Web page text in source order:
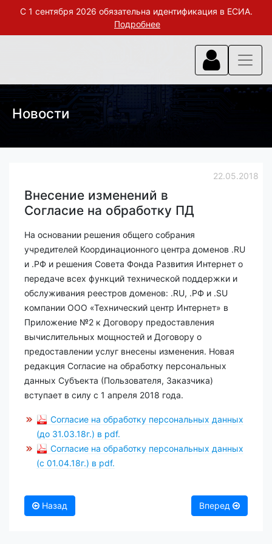
С 1 сентября 2026 обязательна идентификация в ЕСИА.
Подробнее
Новости
22.05.2018
Внесение изменений в
Согласие на обработку ПД
На основании решения общего собрания
учредителей Координационного центра доменов .RU
и .РФ и решения Совета Фонда Развития Интернет о
передаче всех функций технической поддержки и
обслуживания реестров доменов: .RU, .РФ и .SU
компании ООО «Технический центр Интернет» в
Приложение №2 к Договору предоставления
вычислительных мощностей и Договору о
предоставлении услуг внесены изменения. Новая
редакция Согласие на обработку персональных
данных Субъекта (Пользователя, Заказчика)
вступает в силу с 1 апреля 2018 года.
Согласие на обработку персональных данных
(до 31.03.18г.) в pdf.
Согласие на обработку персональных данных
(с 01.04.18г.) в pdf.
Назад Вперед